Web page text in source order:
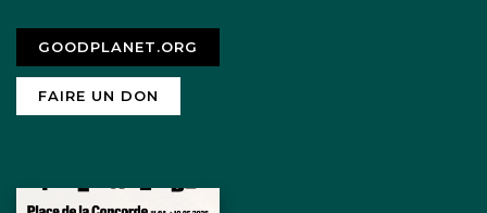
GOODPLANET.ORG
FAIRE UN DON